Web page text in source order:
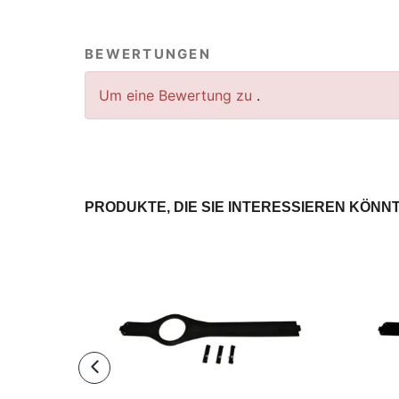
BEWERTUNGEN
Um eine Bewertung zu .
PRODUKTE, DIE SIE INTERESSIEREN